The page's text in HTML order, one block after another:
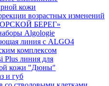
кожи
возрастных изменений
БЕРЕГ»
Algologie
линия с ALGO4
комплексом
Plus линия для
кожи "Дюны"
и губ